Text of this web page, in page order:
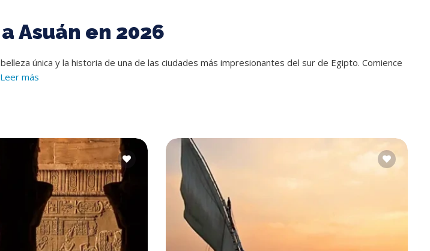
Asuán en 2026
única y la historia de una de las ciudades más impresionantes del sur de Egipto. Comience
Leer más